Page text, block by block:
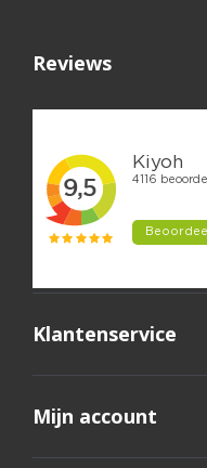
Reviews
Klantenservice
Mijn account